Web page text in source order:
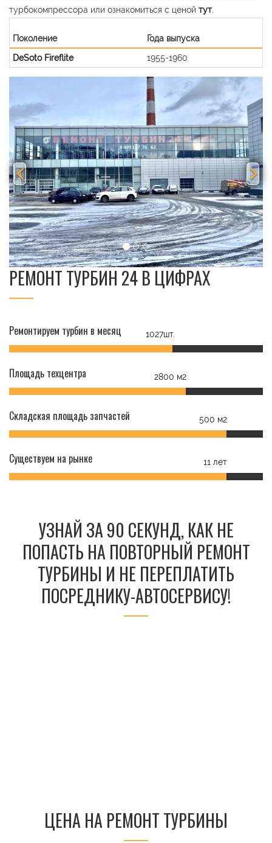
турбокомпрессора или ознакомиться с ценой тут
Поколение
Года выпуска
DeSoto Fireflite
1955-1960
РЕМОНТ ТУРБИН 24 В ЦИФРАХ
Ремонтируем турбин в месяц 1027шт.
Площадь техцентра 2800 м2
Складская площадь запчастей 500 м2
Существуем на рынке 11 лет
УЗНАЙ ЗА 90 СЕКУНД, КАК НЕ
ПОПАСТЬ НА ПОВТОРНЫЙ РЕМОНТ
ТУРБИНЫ И НЕ ПЕРЕПЛАТИТЬ
ПОСРЕДНИКУ-АВТОСЕРВИСУ!
ЦЕНА НА РЕМОНТ ТУРБИНЫ